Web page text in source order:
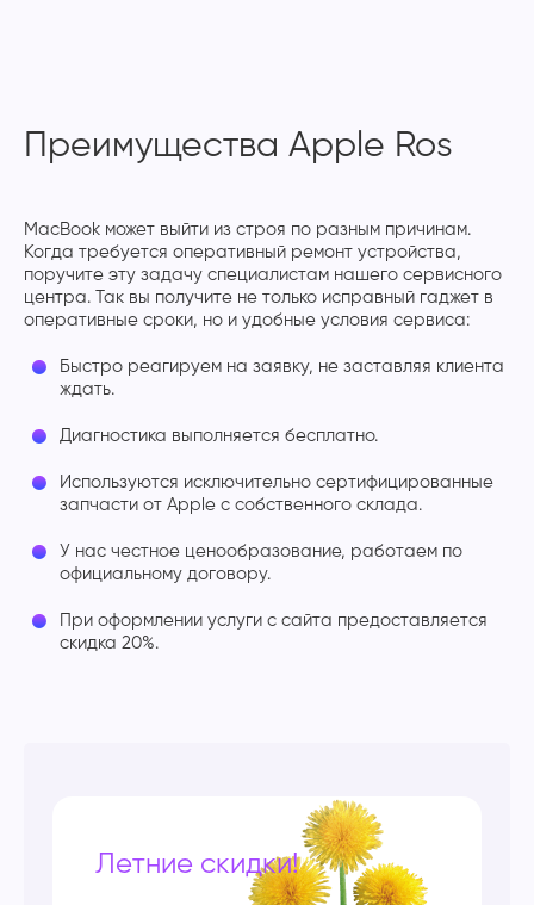
Преимущества Apple Ros
MacBook может выйти из строя по разным причинам.
Когда требуется оперативный ремонт устройства,
поручите эту задачу специалистам нашего сервисного
центра. Так вы получите не только исправный гаджет в
оперативные сроки, но и удобные условия сервиса:
Быстро реагируем на заявку, не заставляя клиента
ждать.
Диагностика выполняется бесплатно.
Используются исключительно сертифицированные
запчасти от Apple с собственного склада.
У нас честное ценообразование, работаем по
официальному договору.
При оформлении услуги с сайта предоставляется
скидка 20%.
Летние скидки!